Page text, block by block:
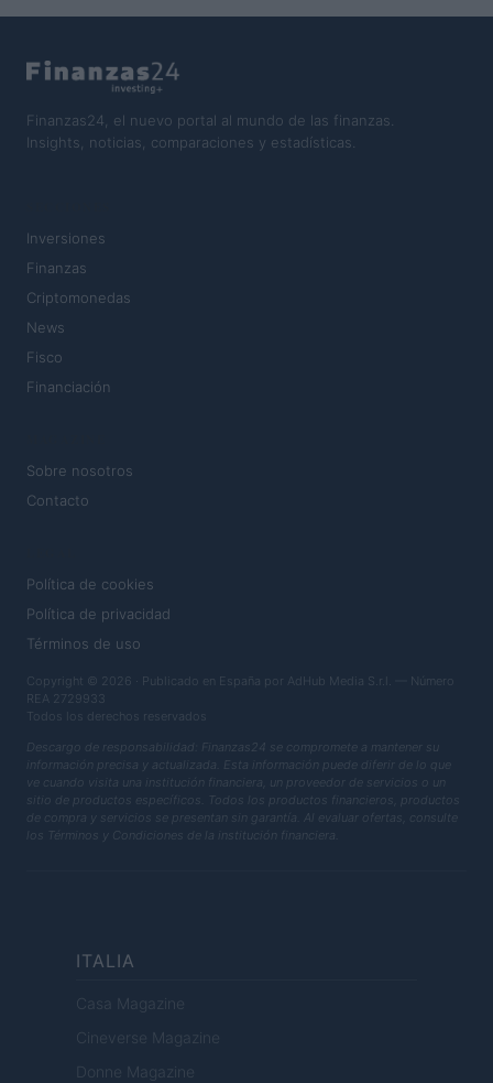
Finanzas24, el nuevo portal al mundo de las finanzas.
Insights, noticias, comparaciones y estadísticas.
Inversiones
Finanzas
Criptomonedas
News
Fisco
Financiación
Sobre nosotros
Contacto
Política de cookies
Política de privacidad
Términos de uso
Copyright © 2026 · Publicado en España por AdHub Media S.r.l. — Número
REA 2729933
Todos los derechos reservados
Descargo de responsabilidad: Finanzas24 se compromete a mantener su
información precisa y actualizada. Esta información puede diferir de lo que
ve cuando visita una institución financiera, un proveedor de servicios o un
sitio de productos específicos. Todos los productos financieros, productos
de compra y servicios se presentan sin garantía. Al evaluar ofertas, consulte
los Términos y Condiciones de la institución financiera.
ITALIA
Casa Magazine
Cineverse Magazine
Donne Magazine